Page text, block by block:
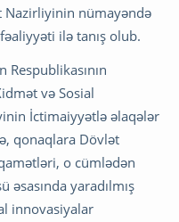
Nazirliyinin nümayəndə
ilə tanış olub.
və Sosial
İctimaiyyətlə əlaqələr
qonaqlara Dövlət
o cümlədən
yaradılmış
innovasiyalar